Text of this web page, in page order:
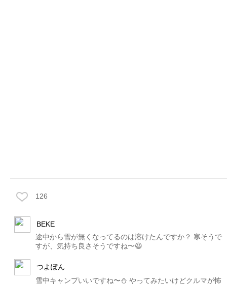
126
BEKE
途中から雪が無くなってるのは溶けたんですか？ 寒そうで
すが、気持ち良さそうですね〜😆
つよぽん
雪中キャンプいいですね〜⛄️ やってみたいけどクルマが怖